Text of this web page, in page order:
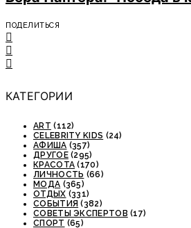
ПОДЕЛИТЬСЯ
КАТЕГОРИИ
ART (112)
CELEBRITY KIDS (24)
АФИША (357)
ДРУГОЕ(295)
КРАСОТА (170)
ЛИЧНОСТЬ (66)
МОДА (365)
ОТДЫХ (331)
СОБЫТИЯ (382)
СОВЕТЫ ЭКСПЕРТОВ (17)
СПОРТ (65)